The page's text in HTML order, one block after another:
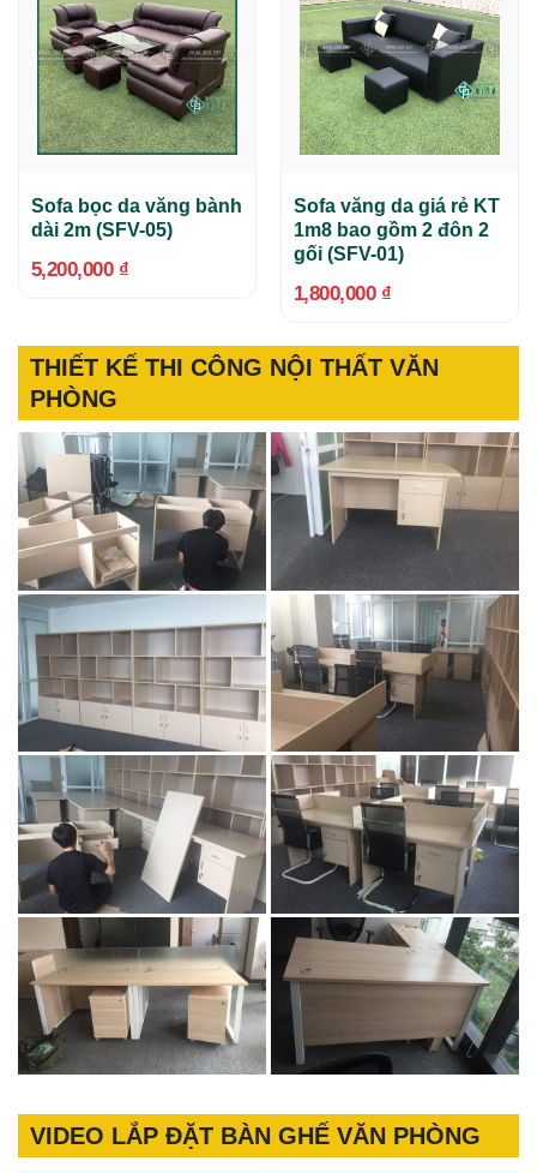
Sofa bọc da văng bành
dài 2m (SFV-05)
5,200,000 ₫
Sofa văng da giá rẻ KT
1m8 bao gồm 2 đôn 2
gối (SFV-01)
1,800,000 ₫
THIẾT KẾ THI CÔNG NỘI THẤT VĂN
PHÒNG
VIDEO LẮP ĐẶT BÀN GHẾ VĂN PHÒNG